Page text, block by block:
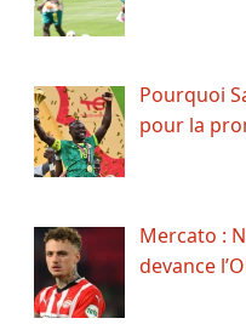
Pourquoi
pour la
Mercato :
devance